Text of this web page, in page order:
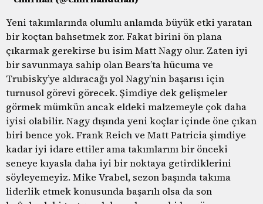
Yeni takımlarında olumlu anlamda büyük etki yaratan
bir koçtan bahsetmek zor. Fakat birini ön plana
çıkarmak gerekirse bu isim Matt Nagy olur. Zaten iyi
bir savunmaya sahip olan Bears’ta hücuma ve
Trubisky’ye aldıracağı yol Nagy’nin başarısı için
turnusol görevi görecek. Şimdiye dek gelişmeler
görmek mümkün ancak eldeki malzemeyle çok daha
iyisi olabilir. Nagy dışında yeni koçlar içinde öne çıkan
biri bence yok. Frank Reich ve Matt Patricia şimdiye
kadar iyi idare ettiler ama takımlarını bir önceki
seneye kıyasla daha iyi bir noktaya getirdiklerini
söyleyemeyiz. Mike Vrabel, sezon başında takıma
liderlik etmek konusunda başarılı olsa da son